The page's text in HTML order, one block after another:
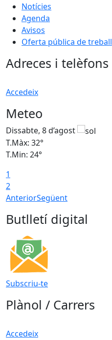
Notícies
Agenda
Avisos
Oferta pública de treball
Adreces i telèfons
Accedeix
Meteo
Dissabte, 8 d’agost
T.Màx: 32°
T.Min: 24°
1
2
AnteriorSegüent
Butlletí digital
Subscriu-te
Plànol / Carrers
Accedeix